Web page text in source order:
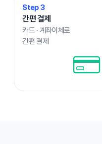
Step 3
간편 결제
카드 · 계좌이체로
간편 결제